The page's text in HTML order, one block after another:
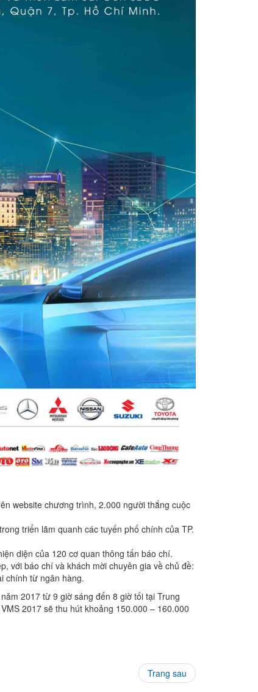
website chương trình, 2.000 người thắng cuộc
triển lãm quanh các tuyến phố chính của TP.
diện của 120 cơ quan thông tấn báo chí.
với báo chí và khách mời chuyên gia về chủ đề:
chính từ ngân hàng.
2017 từ 9 giờ sáng đến 8 giờ tối tại Trung
2017 sẽ thu hút khoảng 150.000 – 160.000
Trang sau